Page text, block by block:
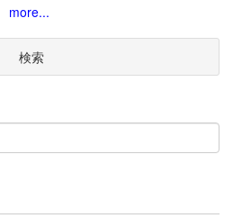
more...
検索